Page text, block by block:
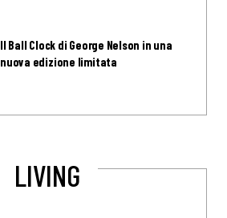
Il Ball Clock di George Nelson in una
nuova edizione limitata
LIVING